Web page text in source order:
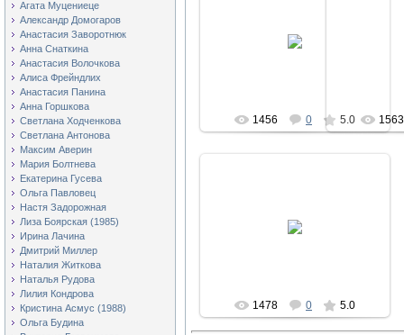
Агата Муцениеце
Александр Домогаров
Анастасия Заворотнюк
Анна Снаткина
Анастасия Волочкова
Алиса Фрейндлих
Анастасия Панина
Анна Горшкова
Светлана Ходченкова
Светлана Антонова
Максим Аверин
Мария Болтнева
Екатерина Гусева
Ольга Павловец
Настя Задорожная
Лиза Боярская (1985)
Ирина Лачина
Дмитрий Миллер
Наталия Житкова
Наталья Рудова
Лилия Кондрова
Кристина Асмус (1988)
Ольга Будина
1456 0 5.0 1563
1478 0 5.0